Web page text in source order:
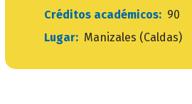
Créditos académicos:90
Lugar:Manizales (Caldas)